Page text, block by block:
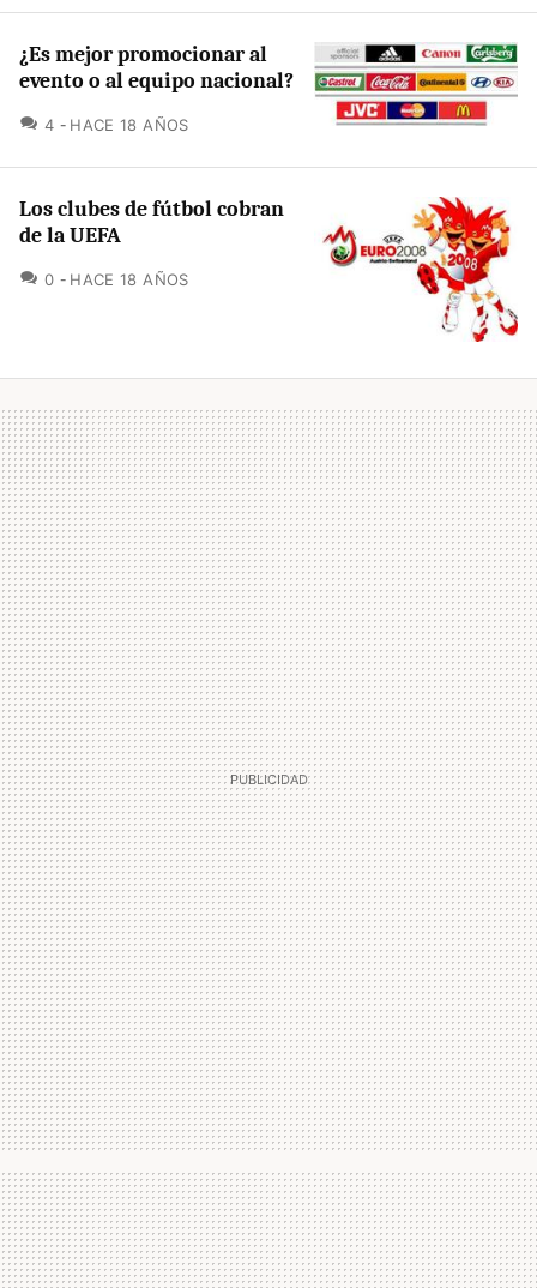
¿Es mejor promocionar al
evento o al equipo nacional?
4 COMENTARIOS
HACE 18 AÑOS
Los clubes de fútbol cobran
de la UEFA
0 COMENTARIOS
HACE 18 AÑOS